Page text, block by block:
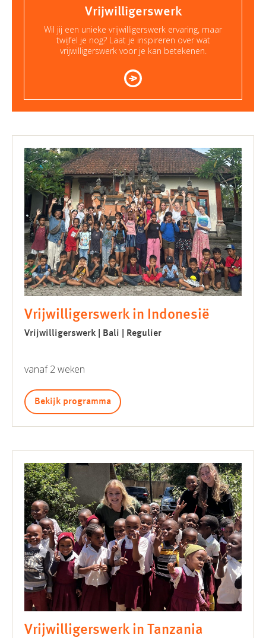
Vrijwilligerswerk
Wil jij een unieke vrijwilligerswerk ervaring, maar
twijfel je nog? Laat je inspireren over wat
vrijwilligerswerk voor je kan betekenen.
Vrijwilligerswerk in Indonesië
Vrijwilligerswerk | Bali | Regulier
vanaf 2 weken
Bekijk programma
Vrijwilligerswerk in Tanzania